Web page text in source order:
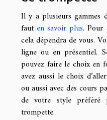
Il y a plusieurs gammes
faut en savoir plus. Pour
cela dépendra de vous.
ligne ou en présentiel.
pouvez faire le choix en
avez aussi le choix
ou aussi avec des cours
de votre style préféré
trompette.